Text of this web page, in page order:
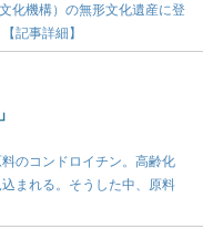
化機構）の無形文化遺産に登
記事詳細】
のコンドロイチン。高齢化
まれる。そうした中、原料